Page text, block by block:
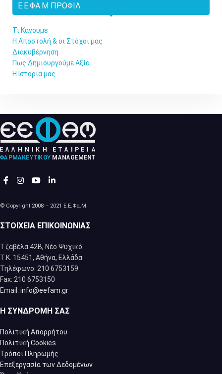
Ε.Ε.ΦΑ.Μ ΠΡΟΦΊΛ
Τι Κάνουμε
Η Αποστολή & οι Στόχοι μας
Διακυβέρνηση
Πως Δημιουργούμε Αξία
Η Ιστορία μας
© Copyright 2008 – 2021 Ε.Ε.Φα.Μ.
ΣΤΟΙΧΕΊΑ ΕΠΙΚΟΙΝΩΝΊΑΣ
Τζαβέλα 42Β, Νέο Ψυχικό
Τ.Κ. 15451, Αθήνα, Eλλάδα
Τηλέφωνο: 210 6753159
Fax: 210 6753150
Email: info@eefam.gr
Η ΣΥΝΔΡΟΜΉ ΣΑΣ
Πολιτική Απορρήτου
Πολιτική Cookies
Τρόποι Πληρωμής
Επεξεργασία των Δεδομένων